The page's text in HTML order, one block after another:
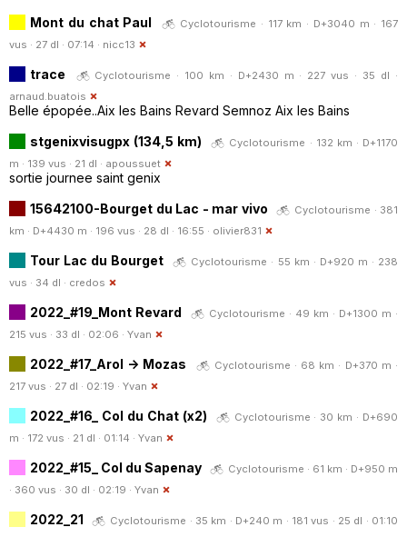
Mont du chat Paul
Cyclotourisme · 117 km · D+3040 m · 167
vus · 27 dl · 07:14 · nicc13
trace
Cyclotourisme · 100 km · D+2430 m · 227 vus · 35 dl ·
arnaud.buatois
Belle épopée..Aix les Bains Revard Semnoz Aix les Bains
stgenixvisugpx (134,5 km)
Cyclotourisme · 132 km · D+1170
m · 139 vus · 21 dl · apoussuet
sortie journee saint genix
15642100-Bourget du Lac - mar vivo
Cyclotourisme · 381
km · D+4430 m · 196 vus · 28 dl · 16:55 · olivier831
Tour Lac du Bourget
Cyclotourisme · 55 km · D+920 m · 238
vus · 34 dl · credos
2022_#19_Mont Revard
Cyclotourisme · 49 km · D+1300 m ·
215 vus · 33 dl · 02:06 · Yvan
2022_#17_Arol -> Mozas
Cyclotourisme · 68 km · D+370 m ·
217 vus · 27 dl · 02:19 · Yvan
2022_#16_ Col du Chat (x2)
Cyclotourisme · 30 km · D+690
m · 172 vus · 21 dl · 01:14 · Yvan
2022_#15_ Col du Sapenay
Cyclotourisme · 61 km · D+950 m
· 360 vus · 30 dl · 02:19 · Yvan
2022_21
Cyclotourisme · 35 km · D+240 m · 181 vus · 25 dl · 01:10